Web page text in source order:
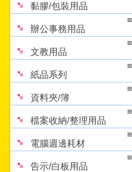
黏膠/包裝用品
辦公事務用品
文教用品
紙品系列
資料夾/簿
檔案收納/整理用品
電腦週邊耗材
告示/白板用品